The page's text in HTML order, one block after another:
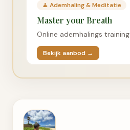
🧘 Ademhaling & Meditatie
Master your Breath
Online ademhalings training
Bekijk aanbod →